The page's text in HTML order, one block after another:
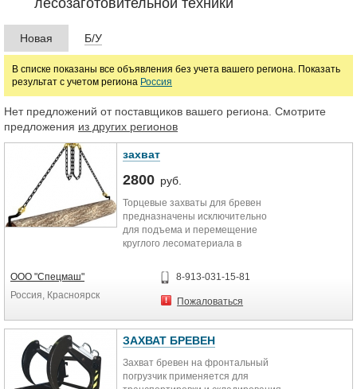
руб.
лесозаготовительной техники
Новая Б/У
В списке показаны все объявления без учета вашего региона. Показать
результат с учетом региона Россия
Нет предложений от поставщиков вашего региона. Смотрите
предложения из других регионов
захват
2800 руб.
Торцевые захваты для бревен
предназначены исключительно
для подъема и перемещение
круглого лесоматериала в
процессе заготовки и переработки
древесины. Зацепление груза
захватами для бревен
смонтированных на двухветвевом
длинными бревнами на траверсе.
Захват представляет собой крюк с
ООО "Спецмаш"
Россия, Красноярск
8-913-031-15-81
Пожаловаться
ЗАХВАТ БРЕВЕН
Захват бревен на фронтальный
погрузчик применяется для